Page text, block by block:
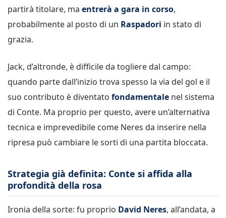
partirà titolare, ma entrerà a gara in corso,
probabilmente al posto di un Raspadori in stato di
grazia.
Jack, d’altronde, è difficile da togliere dal campo:
quando parte dall’inizio trova spesso la via del gol e il
suo contributo è diventato fondamentale nel sistema
di Conte. Ma proprio per questo, avere un’alternativa
tecnica e imprevedibile come Neres da inserire nella
ripresa può cambiare le sorti di una partita bloccata.
Strategia già definita: Conte si affida alla
profondità della rosa
Ironia della sorte: fu proprio David Neres, all’andata, a